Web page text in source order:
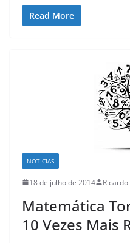
Read More
NOTICIAS
18 de julho de 2014
Matemática
10 Vezes Mais